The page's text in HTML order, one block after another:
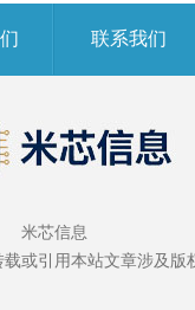
联系我们
米芯信息
或引用本站文章涉及版